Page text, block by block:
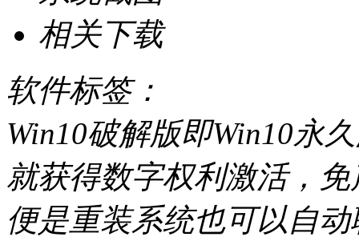
相关下载
软件标签：
Win10破解版即Win10永
就获得数字权利激活，
便是重装系统也可以自